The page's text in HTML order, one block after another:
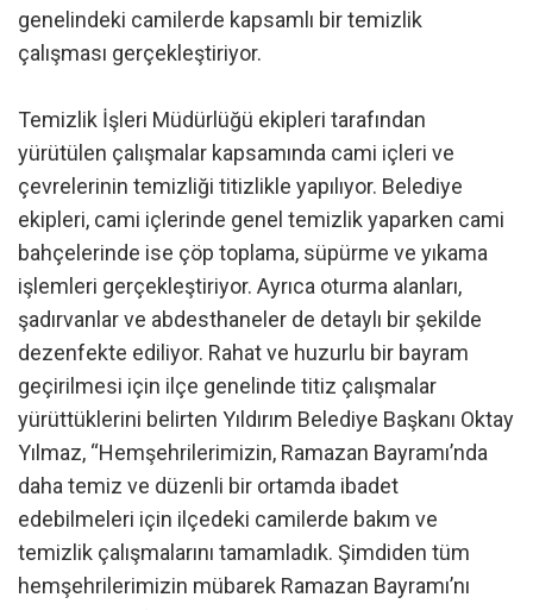
genelindeki camilerde kapsamlı bir temizlik
çalışması gerçekleştiriyor.
Temizlik İşleri Müdürlüğü ekipleri tarafından
yürütülen çalışmalar kapsamında cami içleri ve
çevrelerinin temizliği titizlikle yapılıyor. Belediye
ekipleri, cami içlerinde genel temizlik yaparken cami
bahçelerinde ise çöp toplama, süpürme ve yıkama
işlemleri gerçekleştiriyor. Ayrıca oturma alanları,
şadırvanlar ve abdesthaneler de detaylı bir şekilde
dezenfekte ediliyor. Rahat ve huzurlu bir bayram
geçirilmesi için ilçe genelinde titiz çalışmalar
yürüttüklerini belirten Yıldırım Belediye Başkanı Oktay
Yılmaz, “Hemşehrilerimizin, Ramazan Bayramı’nda
daha temiz ve düzenli bir ortamda ibadet
edebilmeleri için ilçedeki camilerde bakım ve
temizlik çalışmalarını tamamladık. Şimdiden tüm
hemşehrilerimizin mübarek Ramazan Bayramı’nı